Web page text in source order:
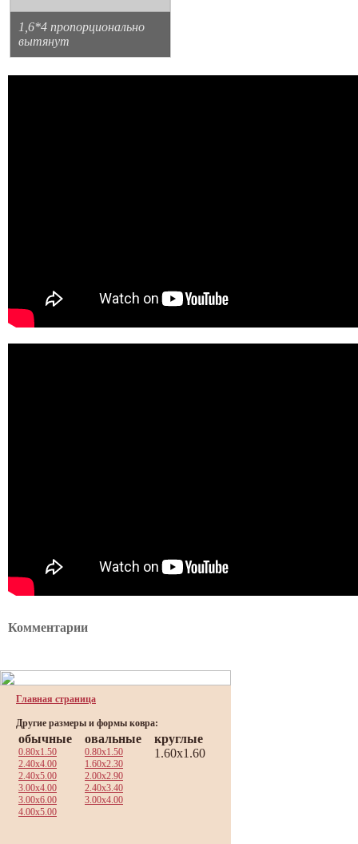
1,6*4 пропорционально
вытянут
Комментарии
Главная страница
Другие размеры и формы ковра:
обычные
0.80x1.50
2.40x4.00
2.40x5.00
3.00x4.00
3.00x6.00
4.00x5.00
овальные
0.80x1.50
1.60x2.30
2.00x2.90
2.40x3.40
3.00x4.00
круглые
1.60x1.60